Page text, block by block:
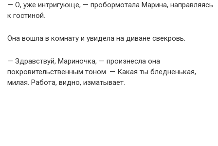
— О, уже интригующе, — пробормотала Марина, направляясь
к гостиной.
Она вошла в комнату и увидела на диване свекровь.
— Здравствуй, Мариночка, — произнесла она
покровительственным тоном. — Какая ты бледненькая,
милая. Работа, видно, изматывает.